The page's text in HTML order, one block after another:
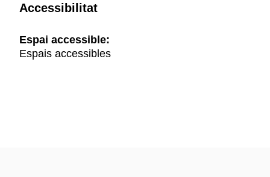
Accessibilitat
Espai accessible:
Espais accessibles